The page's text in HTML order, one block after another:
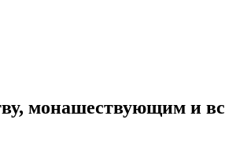
монашествующим и